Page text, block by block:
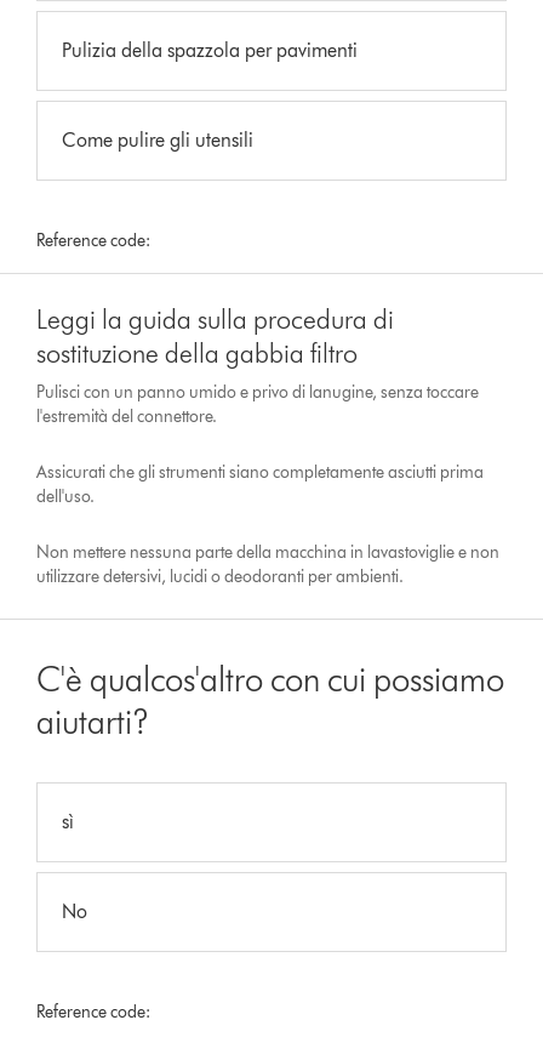
Pulizia della spazzola per pavimenti
Come pulire gli utensili
Reference code:
Leggi la guida sulla procedura di
sostituzione della gabbia filtro
Pulisci con un panno umido e privo di lanugine, senza toccare
l'estremità del connettore.
Assicurati che gli strumenti siano completamente asciutti prima
dell'uso.
Non mettere nessuna parte della macchina in lavastoviglie e non
utilizzare detersivi, lucidi o deodoranti per ambienti.
C'è qualcos'altro con cui possiamo
aiutarti?
sì
No
Reference code: